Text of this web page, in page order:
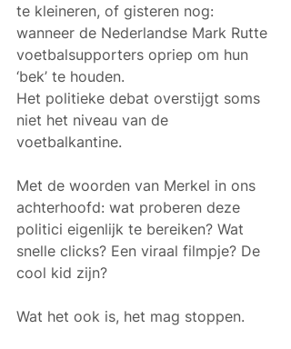
te kleineren, of gisteren nog:
wanneer de Nederlandse Mark Rutte
voetbalsupporters opriep om hun
‘bek’ te houden.
Het politieke debat overstijgt soms
niet het niveau van de
voetbalkantine.
Met de woorden van Merkel in ons
achterhoofd: wat proberen deze
politici eigenlijk te bereiken? Wat
snelle clicks? Een viraal filmpje? De
cool kid zijn?
Wat het ook is, het mag stoppen.